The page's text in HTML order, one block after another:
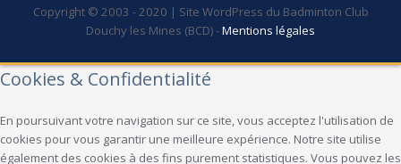
Copyright © 2003 - 2020 | Site WordPress du Badminton Club
Douchy les Mines (BCD) -Mentions légales
Cookies & Confidentialité
En poursuivant votre navigation sur ce site, vous acceptez l'utilisation de
cookies pour vous garantir une meilleure expérience. Notre site utilise
également des cookies à des fins purement statistiques. Vous pouvez les